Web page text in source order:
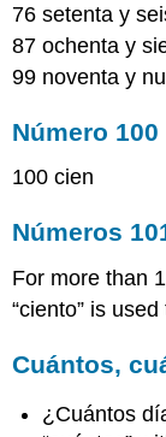
76 setenta y
87 ochenta y
99 noventa y
Número 100
100 cien
Números
For more than
“ciento” is
Cuántos,
¿Cuántos